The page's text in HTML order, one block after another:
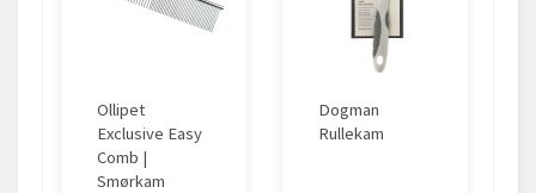
Ollipet
Exclusive Easy
Comb |
Smørkam
Dogman
Rullekam